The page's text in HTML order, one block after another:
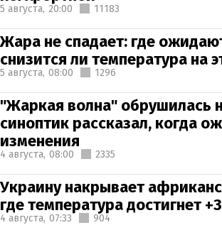
5 августа, 20:00 11183
Жара не спадает: где
снизится ли температура на
5 августа, 08:00 1296
"Жаркая волна" обрушилась
синоптик рассказал, когда
изменения
4 августа, 08:00 2335
Украину накрывает
где температура достигнет
4 августа, 07:33 904